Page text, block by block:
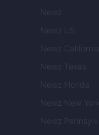
Newz
Newz US
Newz California
Newz Texas
Newz Florida
Newz New York
Newz